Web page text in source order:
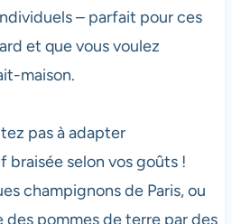
– parfait pour ces
et que vous voulez
maison.
pas à adapter
selon vos goûts !
champignons de Paris, ou
des pommes de terre par des